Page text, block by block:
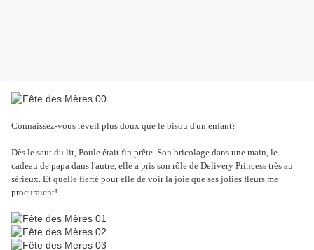
Connaissez-vous réveil plus doux que le bisou d'un enfant?
Dès le saut du lit, Poule était fin prête. Son bricolage dans une main, le
cadeau de papa dans l'autre, elle a pris son rôle de Delivery Princess très au
sérieux. Et quelle fierté pour elle de voir la joie que ses jolies fleurs me
procuraient!